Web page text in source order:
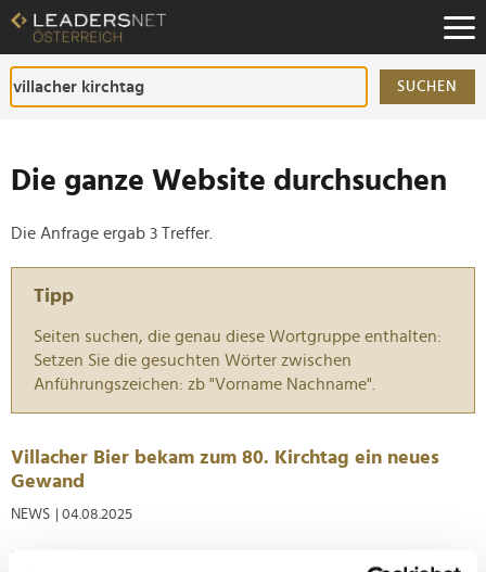
Zum
Inhalt
Zur
Fußzeilen-
Navigation
SUCHEN
Die ganze Website durchsuchen
Die Anfrage ergab 3 Treffer.
Tipp
Seiten suchen, die genau diese Wortgruppe enthalten:
Setzen Sie die gesuchten Wörter zwischen
Anführungszeichen: zb "Vorname Nachname".
Villacher Bier bekam zum 80. Kirchtag ein neues
Gewand
NEWS | 04.08.2025
Die Agentur stoff hatte anlässlich des bekannten Kirchtags